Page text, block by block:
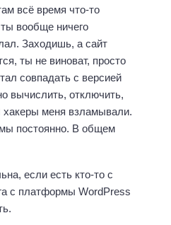
всё время что-то
вообще ничего
Заходишь, а сайт
ты не виноват, просто
совпадать с версией
вычислить, отключить,
хакеры меня взламывали.
постоянно. В общем
если есть кто-то с
с платформы WordPress